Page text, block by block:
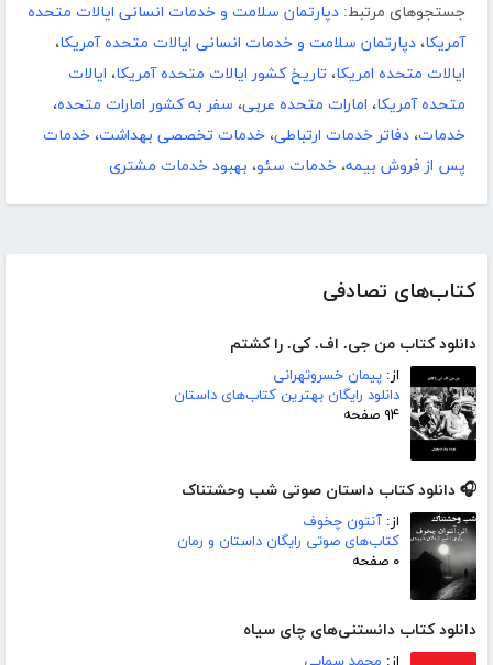
کتاب‌های تصادفی
دانلود کتاب من جی. اف. کی. را کشتم
از: پیمان خسروتهرانی
دانلود رایگان بهترین کتاب‌های داستان
۹۴ صفحه
🎧 دانلود کتاب داستان صوتی شب وحشتناک
از: آنتون چخوف
کتاب‌های صوتی رایگان داستان و رمان
۰ صفحه
دانلود کتاب دانستنی‌های چای سیاه
جستجوهای مرتبط: دپارتمان سلامت و خدمات انسانی ایالات متحده
آمریکا، دپارتمان سلامت و خدمات انسانی ایالات متحده آمریکا،
ایالات متحده امریکا، تاریخ کشور ایالات متحده آمریکا، ایالات
متحده آمریکا، امارات متحده عربی، سفر به کشور امارات متحده،
خدمات، دفاتر خدمات ارتباطی، خدمات تخصصی بهداشت، خدمات
پس از فروش بیمه، خدمات سئو، بهبود خدمات مشتری